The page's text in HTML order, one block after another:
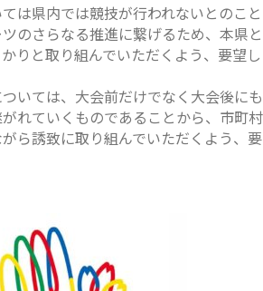
は県内では競技が行われないとのこと
のさらなる推進に繋げるため、本県と
りと取り組んでいただくよう、要望し
いては、大会前だけでなく大会後にも
れていくものであることから、市町村
ら誘致に取り組んでいただくよう、要